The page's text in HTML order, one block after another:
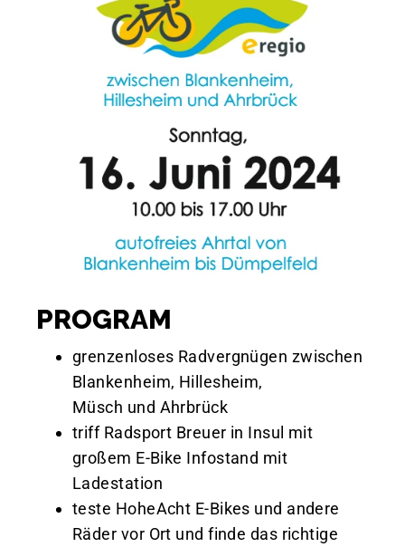
PROGRAM
grenzenloses Radvergnügen zwischen
Blankenheim, Hillesheim,
Müsch und Ahrbrück
triff Radsport Breuer in Insul mit
großem E-Bike Infostand mit
Ladestation
teste HoheAcht E-Bikes und andere
Räder vor Ort und finde das richtige